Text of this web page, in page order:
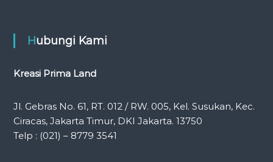
Hubungi Kami
Kreasi Prima Land
Jl. Gebras No. 61, RT. 012 / RW. 005, Kel. Susukan, Kec.
Ciracas, Jakarta Timur, DKI Jakarta. 13750
Telp : (021) – 8779 3541